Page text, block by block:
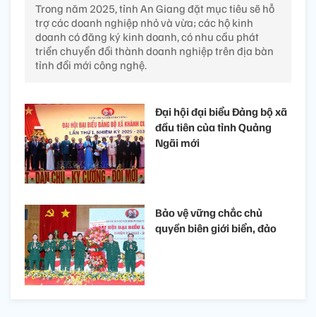
Trong năm 2025, tỉnh An Giang đặt mục tiêu sẽ hỗ
trợ các doanh nghiệp nhỏ và vừa; các hộ kinh
doanh có đăng ký kinh doanh, có nhu cầu phát
triển chuyển đổi thành doanh nghiệp trên địa bàn
tỉnh đổi mới công nghệ.
Đại hội đại biểu Đảng bộ xã
đầu tiên của tỉnh Quảng
Ngãi mới
Bảo vệ vững chắc chủ
quyền biên giới biển, đảo